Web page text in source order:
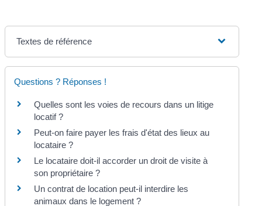
Textes de référence
Questions ? Réponses !
Quelles sont les voies de recours dans un litige
locatif ?
Peut-on faire payer les frais d'état des lieux au
locataire ?
Le locataire doit-il accorder un droit de visite à
son propriétaire ?
Un contrat de location peut-il interdire les
animaux dans le logement ?